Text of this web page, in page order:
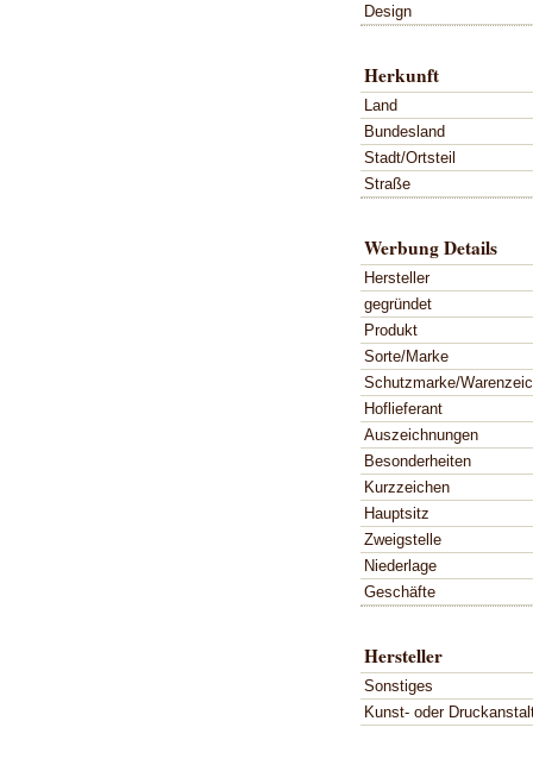
Design
Herkunft
Land
Bundesland
Stadt/Ortsteil
Straße
Werbung Details
Hersteller
gegründet
Produkt
Sorte/Marke
Schutzmarke/
Hoflieferant
Auszeichnungen
Besonderheiten
Kurzzeichen
Hauptsitz
Zweigstelle
Niederlage
Geschäfte
Hersteller
Sonstiges
Kunst- oder